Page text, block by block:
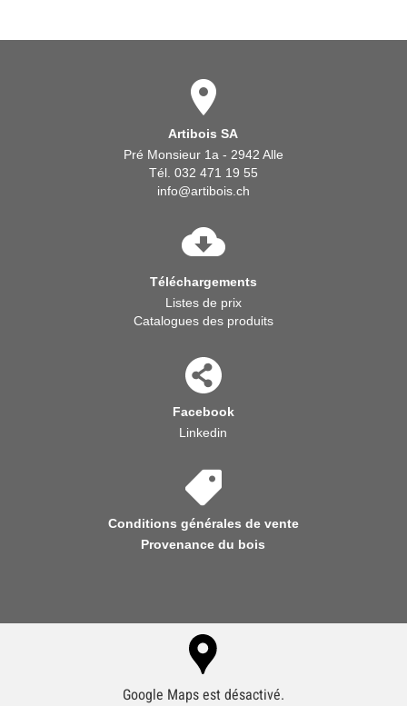
Artibois SA
Pré Monsieur 1a - 2942 Alle
Tél. 032 471 19 55
info@artibois.ch
Téléchargements
Listes de prix
Catalogues des produits
Facebook
Linkedin
Conditions générales de vente
Provenance du bois
Google Maps est désactivé.